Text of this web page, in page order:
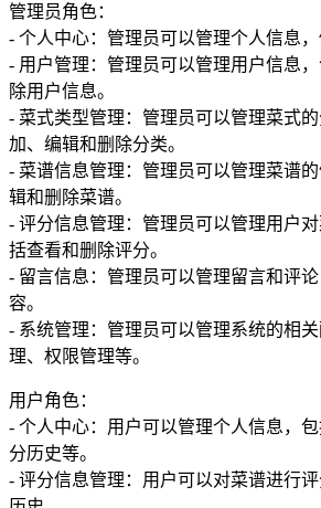
管理员角色：
- 个人中心：管理员可以管理个人信息，
- 用户管理：管理员可以管理用户信息
除用户信息。
- 菜式类型管理：管理员可以管理菜式
加、编辑和删除分类。
- 菜谱信息管理：管理员可以管理菜谱
辑和删除菜谱。
- 评分信息管理：管理员可以管理用户
括查看和删除评分。
- 留言信息：管理员可以管理留言和评
容。
- 系统管理：管理员可以管理系统的相
理、权限管理等。
用户角色：
- 个人中心：用户可以管理个人信息，
分历史等。
- 评分信息管理：用户可以对菜谱进行